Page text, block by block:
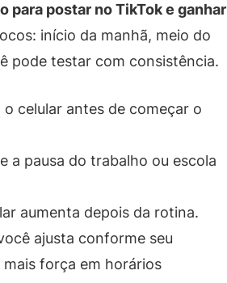
para postar no TikTok e ganhar
início da manhã, meio do
pode testar com consistência.
celular antes de começar o
a pausa do trabalho ou escola
aumenta depois da rotina.
ajusta conforme seu
força em horários